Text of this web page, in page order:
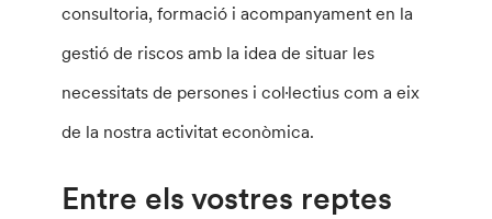
consultoria, formació i acompanyament en la
gestió de riscos amb la idea de situar les
necessitats de persones i col·lectius com a eix
de la nostra activitat econòmica.
Entre els vostres reptes